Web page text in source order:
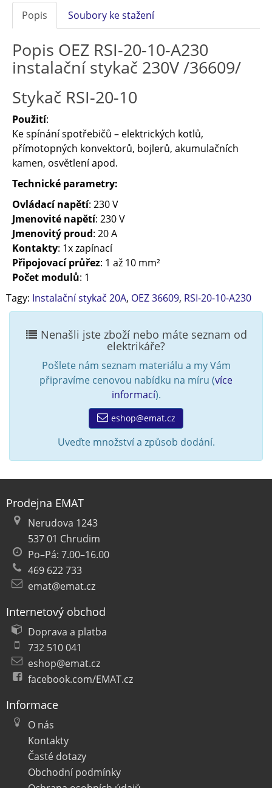
Popis Soubory ke stažení
Popis OEZ RSI-20-10-A230
instalační stykač 230V /36609/
Stykač RSI-20-10
Použití:
Ke spínání spotřebičů – elektrických kotlů,
přímotopných konvektorů, bojlerů, akumulačních
kamen, osvětlení apod.
Technické parametry:
Ovládací napětí: 230 V
Jmenovité napětí: 230 V
Jmenovitý proud: 20 A
Kontakty: 1x zapínací
Připojovací průřez: 1 až 10 mm²
Počet modulů: 1
Tagy: Instalační stykač 20A, OEZ 36609, RSI-20-10-A230
Nenašli jste zboží nebo máte seznam od
elektrikáře?
Pošlete nám seznam materiálu a my Vám
připravíme cenovou nabídku na míru (více
informací).
eshop@emat.cz
Uveďte množství a způsob dodání.
Prodejna EMAT
Nerudova 1243
537 01 Chrudim
Po–Pá: 7.00–16.00
469 622 733
emat@emat.cz
Internetový obchod
Doprava a platba
732 510 041
eshop@emat.cz
facebook.com/EMAT.cz
Informace
O nás
Kontakty
Časté dotazy
Obchodní podmínky